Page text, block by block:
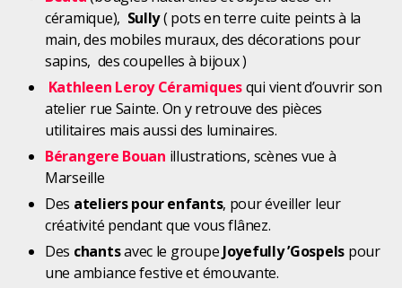
céramique), Sully( pots en terre cuite peints à la
main, des mobiles muraux, des décorations pour
sapins, des coupelles à bijoux )
Kathleen Leroy Céramiquesqui vient d’ouvrir son
atelier rue Sainte. On y retrouve des pièces
utilitaires mais aussi des luminaires.
Bérangere Bouan illustrations, scènes vue à
Marseille
Des ateliers pour enfants, pour éveiller leur
créativité pendant que vous flânez.
Des chantsavec le groupeJoyefully ’Gospels pour
une ambiance festive et émouvante.